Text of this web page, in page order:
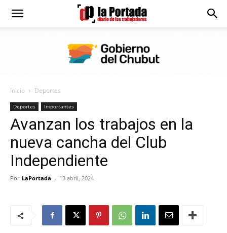
Diario
Portada
Inicio Deportes
Deportes Importantes
Avanzan los trabajos en la
nueva cancha del Club
Independiente
Por LaPortada - 13 abril, 2024